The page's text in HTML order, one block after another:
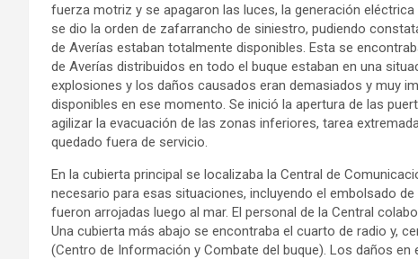
fuerza motriz y se apagaron las luces, la generación
se dio la orden de zafarrancho de siniestro, pudiendo
de Averías estaban totalmente disponibles. Esta se
de Averías distribuidos en todo el buque estaban en una
explosiones y los daños causados eran demasiados y muy
disponibles en ese momento. Se inició la apertura de las
agilizar la evacuación de las zonas inferiores, tarea
quedado fuera de servicio.
En la cubierta principal se localizaba la Central de
necesario para esas situaciones, incluyendo el embolsado
fueron arrojadas luego al mar. El personal de la Central
Una cubierta más abajo se encontraba el cuarto de radio y,
(Centro de Información y Combate del buque). Los daños